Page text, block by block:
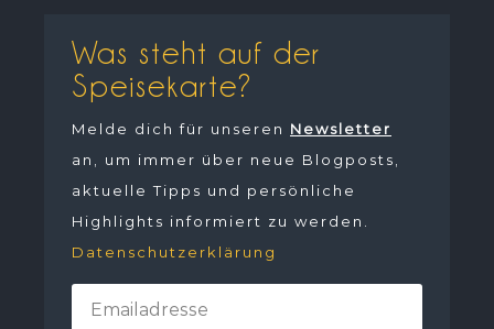
Was steht auf der
Speisekarte?
Melde dich für unseren Newsletter
an, um immer über neue Blogposts,
aktuelle Tipps und persönliche
Highlights informiert zu werden.
Datenschutzerklärung